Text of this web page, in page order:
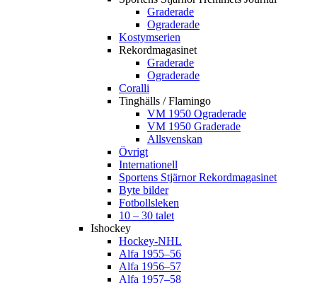
Graderade
Ograderade
Kostymserien
Rekordmagasinet
Graderade
Ograderade
Coralli
Tinghälls / Flamingo
VM 1950 Ograderade
VM 1950 Graderade
Allsvenskan
Övrigt
Internationell
Sportens Stjärnor Rekordmagasinet
Byte bilder
Fotbollsleken
10 – 30 talet
Ishockey
Hockey-NHL
Alfa 1955–56
Alfa 1956–57
Alfa 1957–58